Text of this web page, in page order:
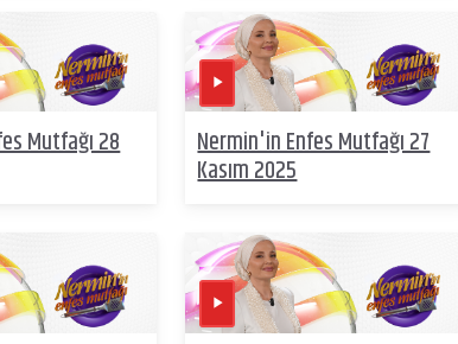
Mutfağı 28 Nermin'in Enfes Mutfağı 27
Kasım 2025